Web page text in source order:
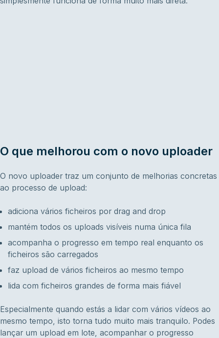
O que melhorou com o novo uploader
O novo uploader traz um conjunto de melhorias concretas
ao processo de upload:
adiciona vários ficheiros por drag and drop
mantém todos os uploads visíveis numa única fila
acompanha o progresso em tempo real enquanto os
ficheiros são carregados
faz upload de vários ficheiros ao mesmo tempo
lida com ficheiros grandes de forma mais fiável
Especialmente quando estás a lidar com vários vídeos ao
mesmo tempo, isto torna tudo muito mais tranquilo. Podes
lançar um upload em lote, acompanhar o progresso